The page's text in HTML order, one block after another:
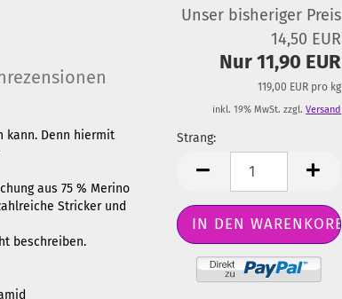
Unser bisheriger Preis
14,50 EUR
Nur 11,90 EUR
119,00 EUR pro kg
inkl. 19% MwSt. zzgl.Versand
Strang:
Strang
kann. Denn hiermit
aus 75 % Merino
Stricker und
beschreiben.